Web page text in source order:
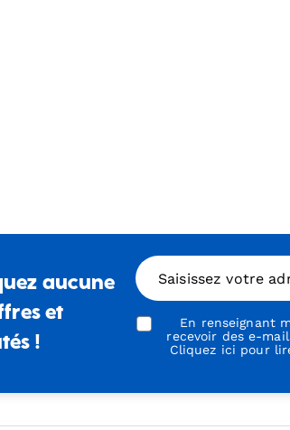
aucune
et
!
Saisissez votre
En renseignant
recevoir des e-
Cliquez ici pour